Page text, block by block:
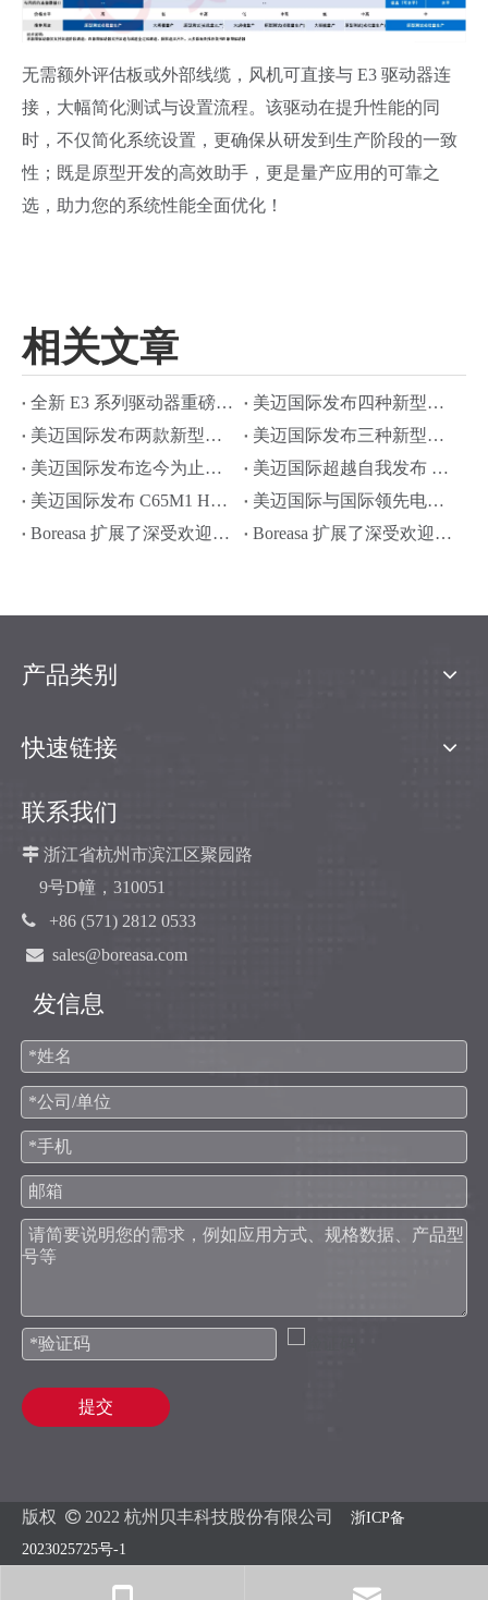
无需额外评估板或外部线缆，风机可直接与 E3 驱动器连
接，大幅简化测试与设置流程。该驱动在提升性能的同
时，不仅简化系统设置，更确保从研发到生产阶段的一致
性；既是原型开发的高效助手，更是量产应用的可靠之
选，助力您的系统性能全面优化！
相关文章
全新 E3 系列驱动器重磅发布！—— 更简集成，更强性能
美迈国际发布四种新型高性能微型离心风机
美迈国际发布两款新型驱动器
美迈国际发布三种新型高性能内置驱动微型离心风机
美迈国际发布迄今为止最高性能微型离心风机
美迈国际超越自我发布 C75H2 微型离心风机
美迈国际发布 C65M1 HP 风机
美迈国际与国际领先电机厂商合作推出 C65P1 风机
Boreasa 扩展了深受欢迎的插针式驱动器系列
Boreasa 扩展了深受欢迎的 E1 系列驱动器
产品类别
快速链接
联系我们
 浙江省杭州市滨江区聚园路
9号D幢，310051
 +86 (571) 2812 0533
 sales@boreasa.com
发信息
提交
版权  2022 杭州贝丰科技股份有限公司 浙ICP备
2023025725号-1